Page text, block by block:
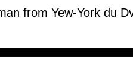
from Yew-York du